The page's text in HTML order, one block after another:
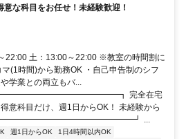
な科目をお任せ！未経験歓迎！
22:00 土：13:00～22:00 ※教室の時間割に
(1時間)から勤務OK ・自己申告制のシフ
学業との両立もバ...
完全在宅
意科目だけ、週1日からOK！ 未経験から
師 ┗━━━━━━━━━━━━━━━━┛ ...
週1日からOK
1日4時間以内OK